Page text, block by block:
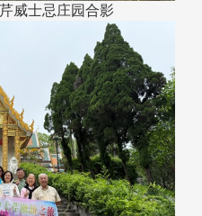
威士忌庄园合影